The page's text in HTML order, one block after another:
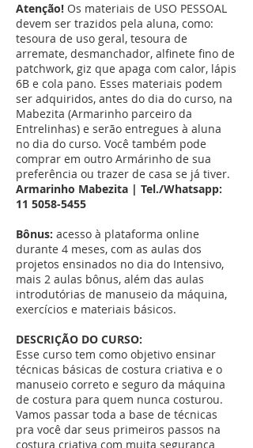
Atenção! Os materiais de USO PESSOAL
devem ser trazidos pela aluna, como:
tesoura de uso geral, tesoura de
arremate, desmanchador, alfinete fino de
patchwork, giz que apaga com calor, lápis
6B e cola pano. Esses materiais podem
ser adquiridos, antes do dia do curso, na
Mabezita (Armarinho parceiro da
Entrelinhas) e serão entregues à aluna
no dia do curso. Você também pode
comprar em outro Armárinho de sua
preferência ou trazer de casa se já tiver.
Armarinho Mabezita | Tel./Whatsapp:
11 5058-5455
Bônus: acesso à plataforma online
durante 4 meses, com as aulas dos
projetos ensinados no dia do Intensivo,
mais 2 aulas bônus, além das aulas
introdutórias de manuseio da máquina,
exercícios e materiais básicos.
DESCRIÇÃO DO CURSO:
Esse curso tem como objetivo ensinar
técnicas básicas de costura criativa e o
manuseio correto e seguro da máquina
de costura para quem nunca costurou.
Vamos passar toda a base de técnicas
pra você dar seus primeiros passos na
costura criativa com muita segurança